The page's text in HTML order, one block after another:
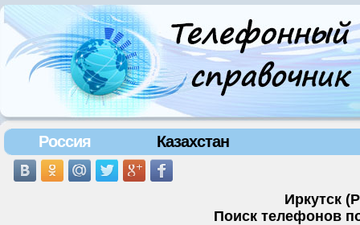
Россия Казахстан
Иркутск
Поиск телефонов